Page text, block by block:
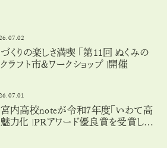
くりの楽しさ満喫 「第11回 ぬくみの
ラフト市＆ワークショップ」開催
内高校noteが令和７年度「いわて高
力化」PRアワード優良賞を受賞しま